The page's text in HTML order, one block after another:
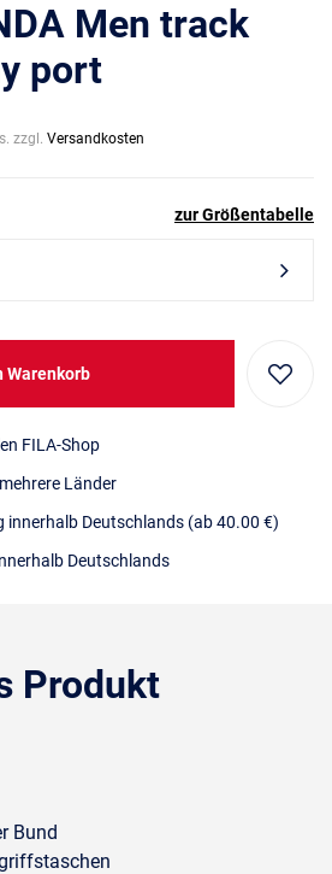
Men track
port
zzgl. Versandkosten
zur Größentabelle
Warenkorb
FILA-Shop
Länder
innerhalb Deutschlands (ab 40.00 €)
Deutschlands
Produkt
Bund